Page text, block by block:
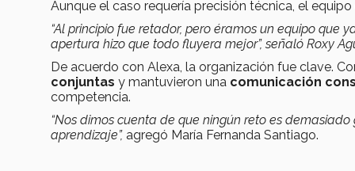
Aunque el caso requería precisión técnica, el
“Al principio fue retador, pero éramos un equipo que
apertura hizo que todo fluyera mejor”, señaló Roxy
De acuerdo con Alexa, la organización fue clave.
conjuntas y mantuvieron una comunicación
competencia.
“Nos dimos cuenta de que ningún reto es
aprendizaje”, agregó María Fernanda Santiago.